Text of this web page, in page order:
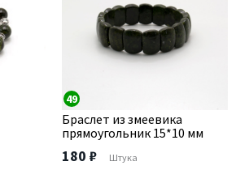
49
Браслет из змеевика
прямоугольник 15*10 мм
180 ₽ Штука